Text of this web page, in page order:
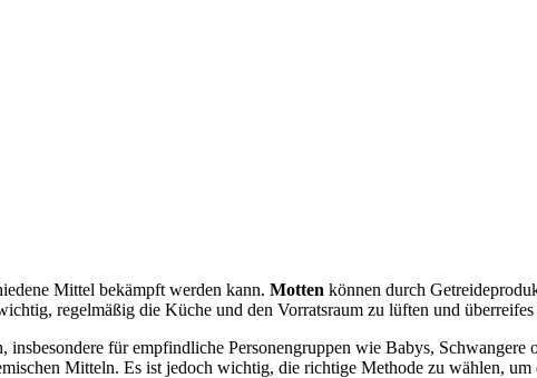
Mittel bekämpft werden kann. Motten können durch
regelmäßig die Küche und den Vorratsraum zu lüften und
für empfindliche Personengruppen wie Babys, Schwangere
Mitteln. Es ist jedoch wichtig, die richtige Methode zu wählen,